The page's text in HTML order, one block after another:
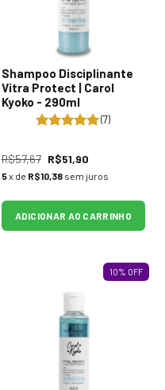
Shampoo Disciplinante
Vitra Protect | Carol
Kyoko - 290ml
(7)
R$57,67 R$51,90
5x de R$10,38 sem juros
ADICIONAR AO CARRINHO
10% OFF